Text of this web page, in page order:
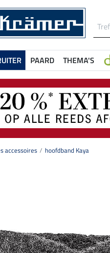
PAARD THEMA'S
accessoires hoofdband Kaya